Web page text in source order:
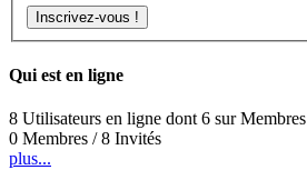
Inscrivez-vous !
Qui est en ligne
8 Utilisateurs en ligne dont 6 sur Membres
0 Membres / 8 Invités
plus...